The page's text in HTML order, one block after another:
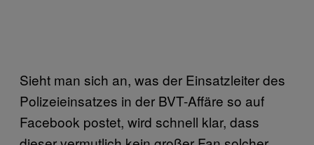
Sieht man sich an, was der Einsatzleiter des
Polizeieinsatzes in der BVT-Affäre so auf
Facebook postet, wird schnell klar, dass